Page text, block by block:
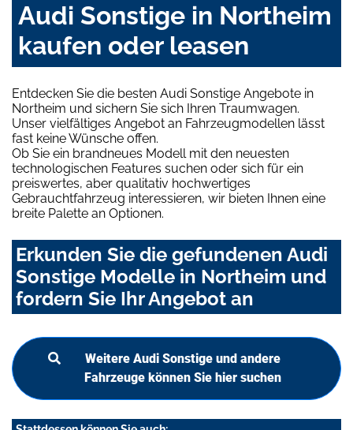
Audi Sonstige in Northeim
kaufen oder leasen
Entdecken Sie die besten Audi Sonstige Angebote in
Northeim und sichern Sie sich Ihren Traumwagen.
Unser vielfältiges Angebot an Fahrzeugmodellen lässt
fast keine Wünsche offen.
Ob Sie ein brandneues Modell mit den neuesten
technologischen Features suchen oder sich für ein
preiswertes, aber qualitativ hochwertiges
Gebrauchtfahrzeug interessieren, wir bieten Ihnen eine
breite Palette an Optionen.
Erkunden Sie die gefundenen Audi
Sonstige Modelle in Northeim und
fordern Sie Ihr Angebot an
Weitere Audi Sonstige und andere
Fahrzeuge können Sie hier suchen